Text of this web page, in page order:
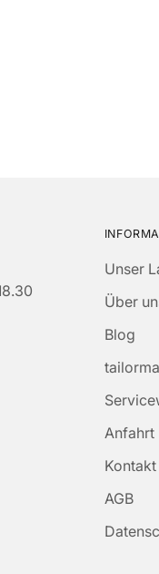
Unser
Über
Blog
Anfahrt
Kontakt
AGB